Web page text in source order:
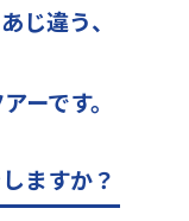
じ違う、
ーです。
ますか？